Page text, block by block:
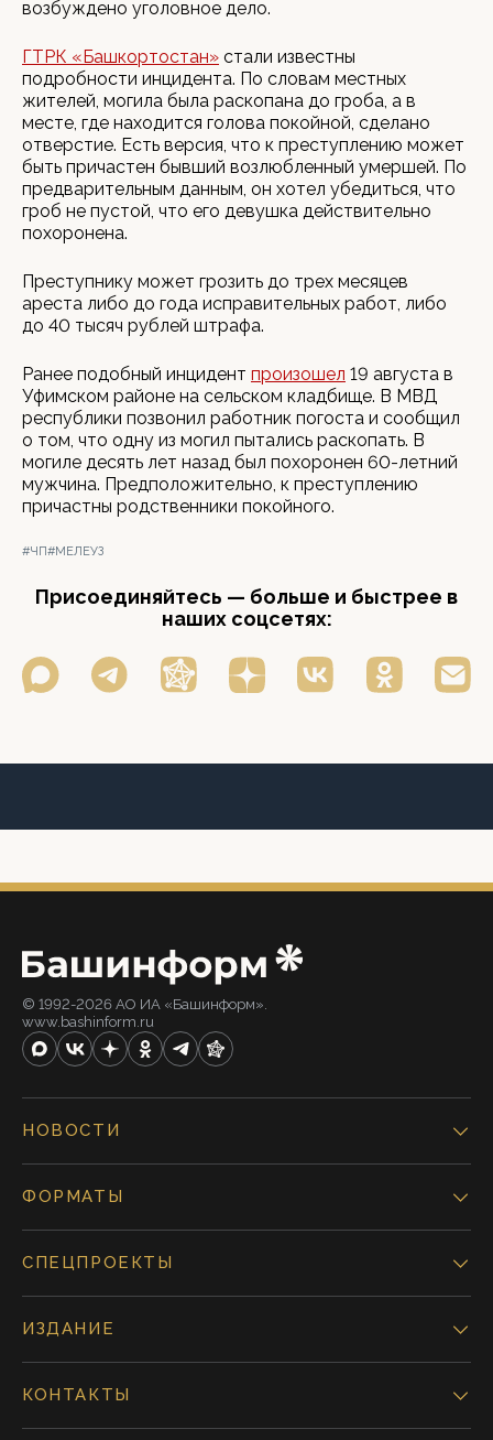
возбуждено уголовное дело.
ГТРК «Башкортостан» стали известны
подробности инцидента. По словам местных
жителей, могила была раскопана до гроба, а в
месте, где находится голова покойной, сделано
отверстие. Есть версия, что к преступлению может
быть причастен бывший возлюбленный умершей. По
предварительным данным, он хотел убедиться, что
гроб не пустой, что его девушка действительно
похоронена.
Преступнику может грозить до трех месяцев
ареста либо до года исправительных работ, либо
до 40 тысяч рублей штрафа.
Ранее подобный инцидент произошел 19 августа в
Уфимском районе на сельском кладбище. В МВД
республики позвонил работник погоста и сообщил
о том, что одну из могил пытались раскопать. В
могиле десять лет назад был похоронен 60-летний
мужчина. Предположительно, к преступлению
причастны родственники покойного.
#ЧП#МЕЛЕУЗ
Присоединяйтесь — больше и быстрее в
наших соцсетях:
© 1992-2026 АО ИА «Башинформ».
www.bashinform.ru
НОВОСТИ
ФОРМАТЫ
СПЕЦПРОЕКТЫ
ИЗДАНИЕ
КОНТАКТЫ